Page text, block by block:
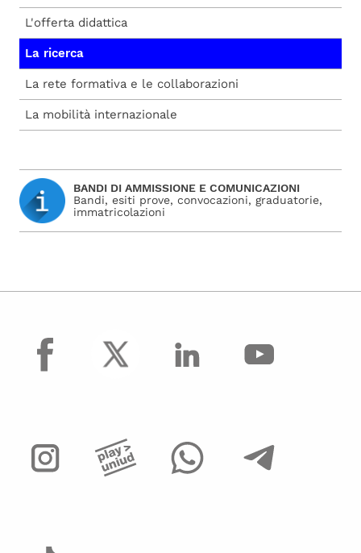
L'offerta didattica
La ricerca
La rete formativa e le collaborazioni
La mobilità internazionale
BANDI DI AMMISSIONE E COMUNICAZIONI
Bandi, esiti prove, convocazioni, graduatorie,
immatricolazioni
facebook